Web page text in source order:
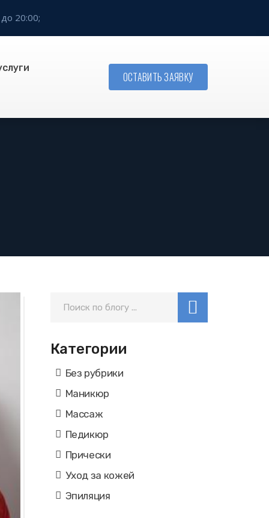
20:00;
ОСТАВИТЬ ЗАЯВКУ
Категории
Без рубрики
Маникюр
Массаж
Педикюр
Прически
Уход за кожей
Эпиляция